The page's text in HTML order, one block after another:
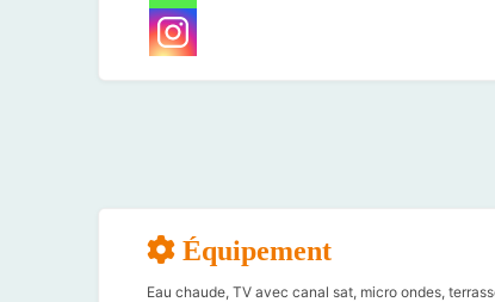
Équipement
Eau chaude, TV avec canal sat, micro ondes,